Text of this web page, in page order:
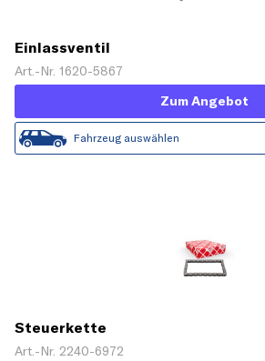
Einlassventil
Art.-Nr. 1620-5867
Zum Angebot
Fahrzeug auswählen
Steuerkette
Art.-Nr. 2240-6972